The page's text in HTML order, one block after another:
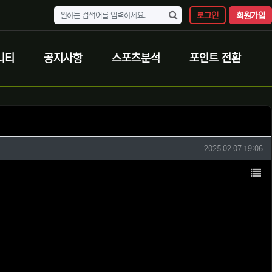
로그인 회원가입
티 공지사항 스포츠분석 포인트 전환
작성일
2025.02.07 19:06
목